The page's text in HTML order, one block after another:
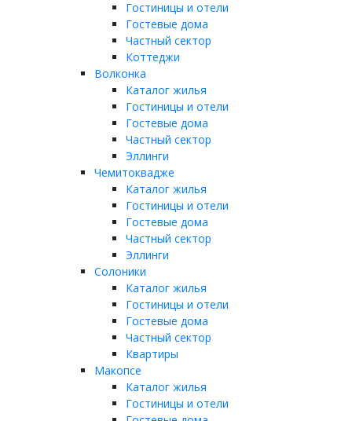
Гостиницы и отели
Гостевые дома
Частный сектор
Коттеджи
Волконка
Каталог жилья
Гостиницы и отели
Гостевые дома
Частный сектор
Эллинги
Чемитоквадже
Каталог жилья
Гостиницы и отели
Гостевые дома
Частный сектор
Эллинги
Солоники
Каталог жилья
Гостиницы и отели
Гостевые дома
Частный сектор
Квартиры
Макопсе
Каталог жилья
Гостиницы и отели